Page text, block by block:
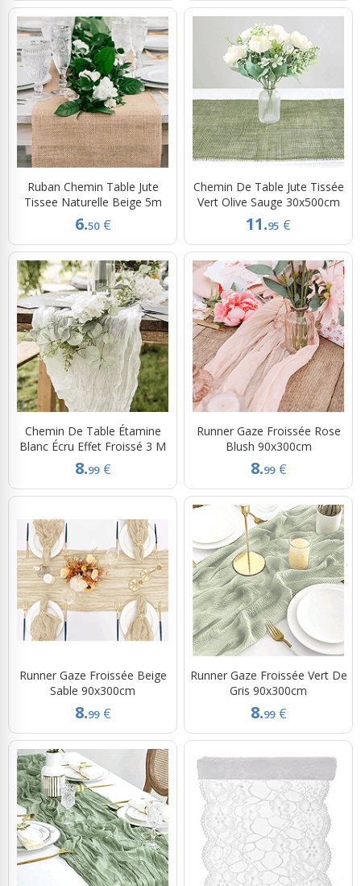
Ruban Chemin Table Jute
Tissee Naturelle Beige 5m
6.50 €
Chemin De Table Jute Tissée
Vert Olive Sauge 30x500cm
11.95 €
Chemin De Table Étamine
Blanc Écru Effet Froissé 3 M
8.99 €
Runner Gaze Froissée Rose
Blush 90x300cm
8.99 €
Runner Gaze Froissée Beige
Sable 90x300cm
8.99 €
Runner Gaze Froissée Vert De
Gris 90x300cm
8.99 €